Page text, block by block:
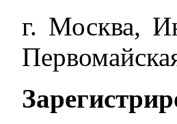
г. Москва,